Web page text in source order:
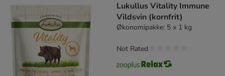
Lukullus Vitality Immune
Vildsvin (kornfrit)
Økonomipakke: 5 x 1 kg
Not Rated